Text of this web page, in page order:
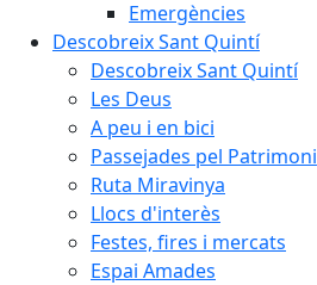
Emergències
Descobreix Sant Quintí
Descobreix Sant Quintí
Les Deus
A peu i en bici
Passejades pel Patrimoni
Ruta Miravinya
Llocs d'interès
Festes, fires i mercats
Espai Amades